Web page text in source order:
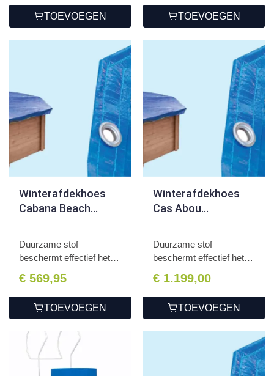
TOEVOEGEN TOEVOEGEN
Winterafdekhoes
Cabana Beach
Duurzame stof
beschermt effectief het
€ 569,95
TOEVOEGEN
Winterafdekhoes
Cas Abou
Duurzame stof
beschermt effectief het
€ 1.199,00
TOEVOEGEN